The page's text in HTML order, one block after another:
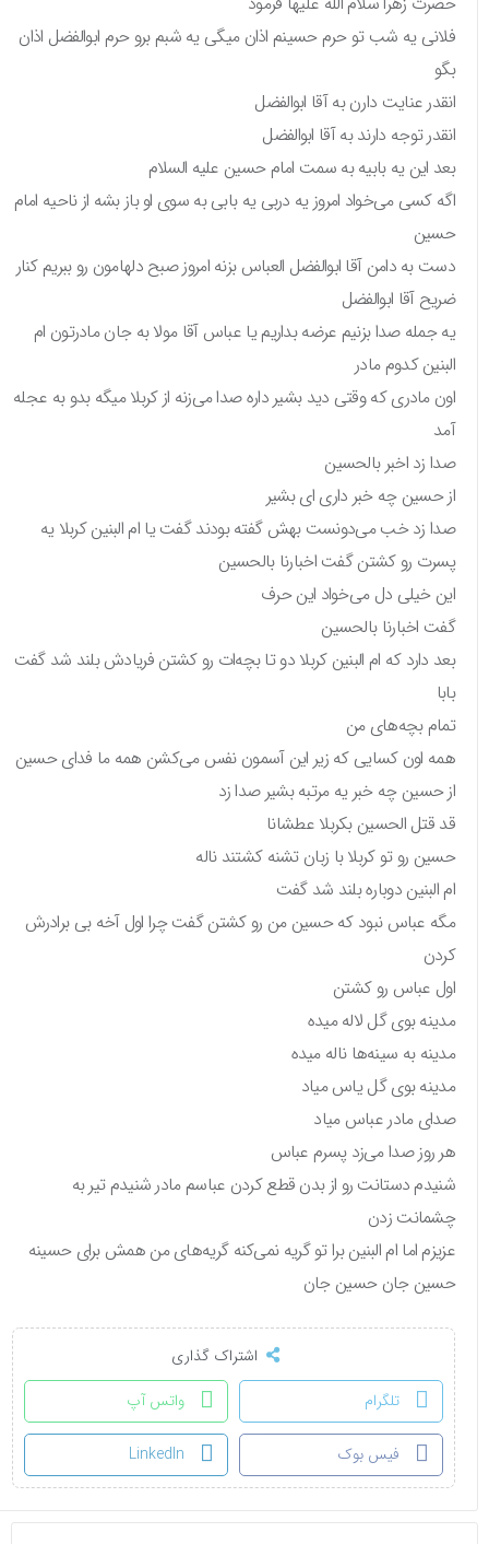
فلانی یه شب تو حرم حسینم اذان میگی یه شبم برو حرم ابوالفضل اذان
بگو
انقدر عنایت دارن به آقا ابوالفضل
انقدر توجه دارند به آقا ابوالفضل
بعد این یه بابیه به سمت امام حسین علیه السلام
اگه کسی می‌خواد امروز یه دربی یه بابی به سوی او باز بشه از ناحیه امام
حسین
دست به دامن آقا ابوالفضل العباس بزنه امروز صبح دلهامون رو ببریم کنار
ضریح آقا ابوالفضل
یه جمله صدا بزنیم عرضه بداریم یا عباس آقا مولا به جان مادرتون ام
البنین کدوم مادر
اون مادری که وقتی دید بشیر داره صدا می‌زنه از کربلا میگه بدو به عجله
آمد
صدا زد اخبر بالحسین
از حسین چه خبر داری ای بشیر
صدا زد خب می‌دونست بهش گفته بودند گفت یا ام البنین کربلا یه
پسرت رو کشتن گفت اخبارنا بالحسین
این خیلی دل می‌خواد این حرف
گفت اخبارنا بالحسین
بعد دارد که ام البنین کربلا دو تا بچه‌ات رو کشتن فریادش بلند شد گفت
بابا
تمام بچه‌های من
همه اون کسایی که زیر این آسمون نفس می‌کشن همه ما فدای حسین
از حسین چه خبر یه مرتبه بشیر صدا زد
قد قتل الحسین بکربلا عطشانا
حسین رو تو کربلا با زبان تشنه کشتند ناله
ام البنین دوباره بلند شد گفت
مگه عباس نبود که حسین من رو کشتن گفت چرا اول آخه بی برادرش
کردن
اول عباس رو کشتن
مدینه بوی گل لاله میده
مدینه به سینه‌ها ناله میده
مدینه بوی گل یاس میاد
صدای مادر عباس میاد
هر روز صدا می‌زد پسرم عباس
شنیدم دستانت رو از بدن قطع کردن عباسم مادر شنیدم تیر به
چشمانت زدن
عزیزم اما ام البنین برا تو گریه نمی‌کنه گریه‌های من همش برای حسینه
حسین جان حسین جان
اشتراک گذاری
تلگرام
واتس آپ
فیس بوک LinkedIn